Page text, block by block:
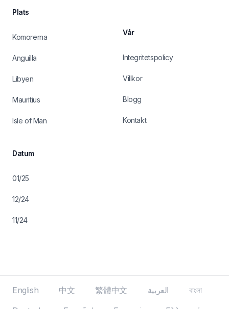
Plats
Komorerna
Anguilla
Libyen
Mauritius
Isle of Man
Datum
01/25
12/24
11/24
Vår
Integritetspolicy
Villkor
Blogg
Kontakt
English 中文 繁體中文 العربية
বাংলা